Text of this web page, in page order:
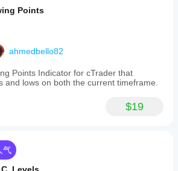
Points
ahmedbello82
Points Indicator for cTrader that
and lows on both the current timeframe.
$19
气